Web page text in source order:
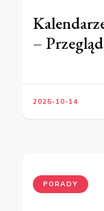
–
2025-10-14
PORADY